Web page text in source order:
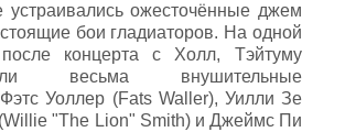
устраивались ожесточённые джем
бои гладиаторов. На одной
концерта с Холл, Тэйтуму
весьма внушительные
Уоллер (Fats Waller), Уилли Зе
"The Lion" Smith) и Джеймс Пи